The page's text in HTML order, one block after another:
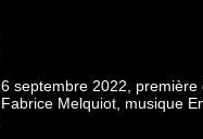
6 septembre 2022,
Fabrice Melquiot, musique